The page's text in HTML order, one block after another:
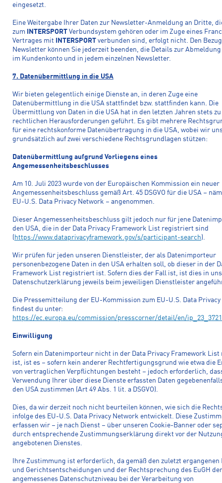
eingesetzt.
Eine Weitergabe Ihrer Daten zur Newsletter-Anmeldung an Dritte,
zum
INTERSPORT Verbundsystem gehören oder im Zuge eines
Vertrages mit
INTERSPORT verbunden sind, erfolgt nicht. Den
Newsletter können Sie jederzeit beenden, die Details zur
im Kundenkonto und in jedem einzelnen Newsletter.
7. Datenübermittlung in die USA
Wir bieten gelegentlich einige Dienste an, in deren Zuge eine
Datenübermittlung in die USA stattfindet bzw. stattfinden kann. Die
Übermittlung von Daten in die USA hat in den letzten Jahren stets zu
rechtlichen Herausforderungen geführt. Es gibt mehrere
für eine rechtskonforme Datenübertragung in die USA, wobei wir
grundsätzlich auf zwei verschiedene Rechtsgrundlagen stützen:
Datenübermittlung aufgrund Vorliegens eines
Angemessenheitsbeschlusses
Am 10. Juli 2023 wurde von der Europäischen Kommission ein neuer
Angemessenheitsbeschluss gemäß Art. 45 DSGVO für die USA –
EU-U.S. Data Privacy Network – angenommen.
Dieser Angemessenheitsbeschluss gilt jedoch nur für jene
den USA, die in der Data Privacy Framework List registriert sind
( https://www.dataprivacyframework.gov/s/participant-search).
Wir prüfen für jeden unseren Dienstleister, der als Datenimporteur
personenbezogene Daten in den USA erhalten soll, ob dieser in der
Framework List registriert ist. Sofern dies der Fall ist, ist dies in
Datenschutzerklärung jeweils beim jeweiligen Dienstleister
Die Pressemitteilung der EU-Kommission zum EU-U.S. Data
findest du unter:
https://ec.europa.eu/commission/presscorner/detail/en/ip_23_3721
Einwilligung
Sofern ein Datenimporteur nicht in der Data Privacy Framework
ist, ist es – sofern kein anderer Rechtfertigungsgrund wie etwa die
von vertraglichen Verpflichtungen besteht – jedoch erforderlich,
Verwendung Ihrer über diese Dienste erfassten Daten
den USA zustimmen (Art 49 Abs. 1 lit. a DSGVO).
Dies, da wir derzeit noch nicht beurteilen können, wie sich die
infolge des EU-U.S. Data Privacy Network entwickelt. Diese
erfassen wir – je nach Dienst – über unseren Cookie-Banner oder
durch entsprechende Zustimmungserklärung direkt vor der
angebotenen Dienstes.
Ihre Zustimmung ist erforderlich, da gemäß den zuletzt ergangenen
und Gerichtsentscheidungen und der Rechtsprechung des EuGH
angemessenes Datenschutzniveau bei der Verarbeitung von